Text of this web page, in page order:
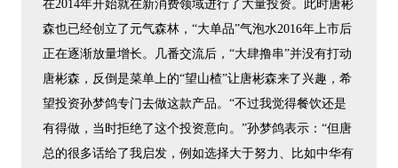
在2014年开始就在新消费领域进行了大量投资。此时唐彬
森也已经创立了元气森林，“大单品”气泡水2016年上市后
正在逐渐放量增长。几番交流后，“大肆撸串”并没有打动
唐彬森，反倒是菜单上的“望山楂”让唐彬森来了兴趣，希
望投资孙梦鸽专门去做这款产品。“不过我觉得餐饮还是
有得做，当时拒绝了这个投资意向。”孙梦鸽表示：“但唐
总的很多话给了我启发，例如选择大于努力、比如中华有